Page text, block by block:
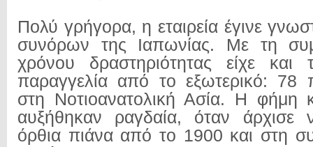
Πολύ γρήγορα, η εταιρεία έγινε
συνόρων της Ιαπωνίας. Με τη
χρόνου δραστηριότητας είχε
παραγγελία από το εξωτερικό: 78
στη Νοτιοανατολική Ασία. Η φήμη
αυξήθηκαν ραγδαία, όταν άρχισε
όρθια πιάνα από το 1900 και στη